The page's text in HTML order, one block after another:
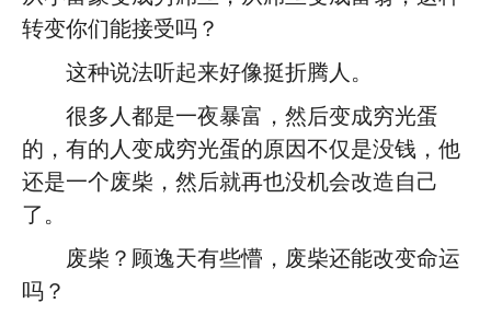
转变你们能接受吗？
这种说法听起来好像挺折腾人。
很多人都是一夜暴富，然后变成穷光蛋
的，有的人变成穷光蛋的原因不仅是没钱，他
还是一个废柴，然后就再也没机会改造自己
了。
废柴？顾逸天有些懵，废柴还能改变命运
吗？